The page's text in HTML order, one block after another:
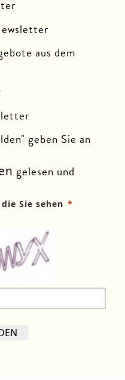
aus dem
geben Sie an
gelesen und
Sie sehen